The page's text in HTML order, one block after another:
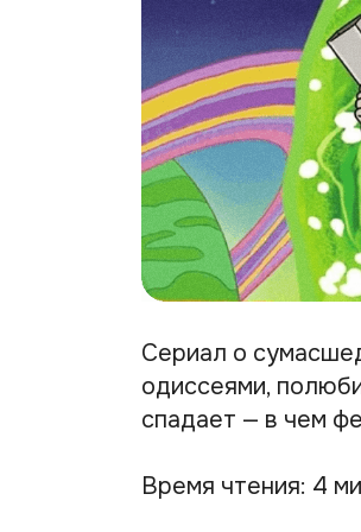
Сериал о
одиссеями,
спадает — в чем
Время чтения: 4